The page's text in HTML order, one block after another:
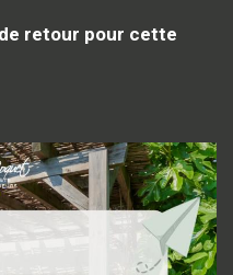
retour pour cette